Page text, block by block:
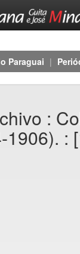
Paraguai
:
1906). :